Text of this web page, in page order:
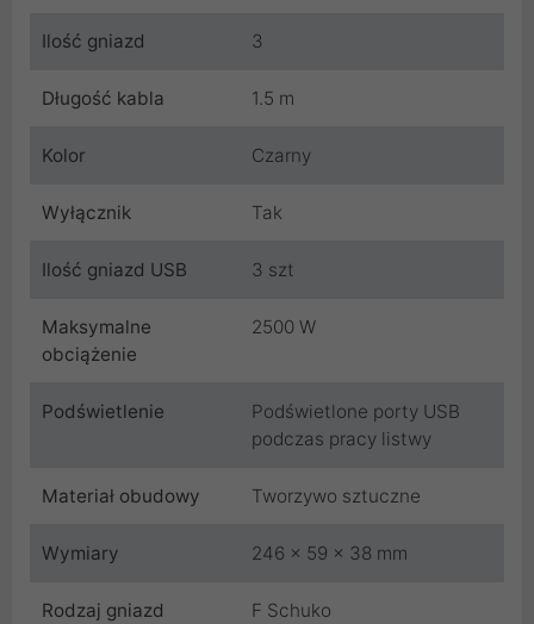
Ilość gniazd 3
Długość kabla 1.5 m
Kolor Czarny
Wyłącznik Tak
Ilość gniazd USB 3 szt
Maksymalne
obciążenie
2500 W
Podświetlenie
Podświetlone porty USB
podczas pracy listwy
Materiał obudowy Tworzywo sztuczne
Wymiary 246 x 59 x 38 mm
Rodzaj gniazd F Schuko